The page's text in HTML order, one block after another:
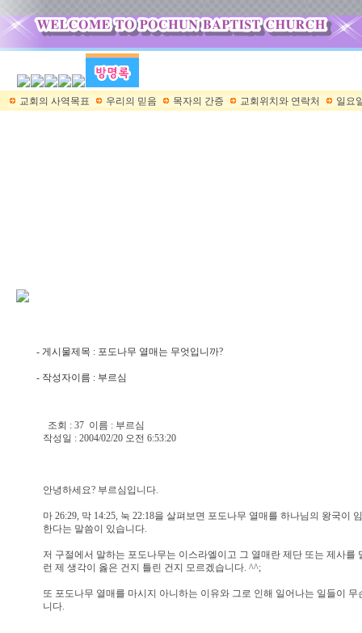
- 게시물제목 : 포도나무 열매는 무엇입니까?
- 작성자이름 : 부르심
조회 : 37 이름 : 부르심
작성일 : 2004/02/20 오전 6:53:20
안녕하세요? 부르심입니다.
마 26:29, 막 14:25, 눅 22:18을 살펴보면 포도나무 열매를 하나님의 왕국이
한다는 말씀이 있습니다.
저 구절에서 말하는 포도나무는 이스라엘이고 그 열매란 제단 또는 제사를
런 제 생각이 옳은 건지 틀린 건지 모르겠습니다. ^^;
또 포도나무 열매를 마시지 아니하는 이유와 그로 인해 일어나는 일들이
니다.
교회의 사역목표 우리의 믿음 목자의 간증 교회위치와 연락처 일요